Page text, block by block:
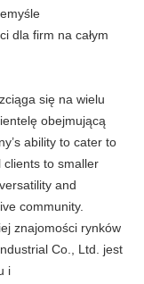
dla firm na całym
się na wielu
obejmującą
ability to cater to
to smaller
and
community.
znajomości rynków
Co., Ltd. jest
i